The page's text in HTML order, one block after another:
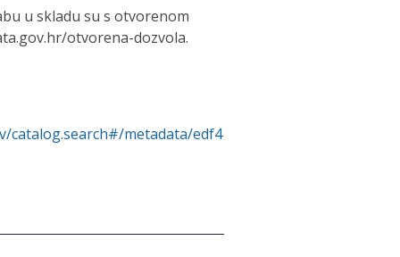
u skladu su s otvorenom
otvorena-dozvola.
metadata/edf4